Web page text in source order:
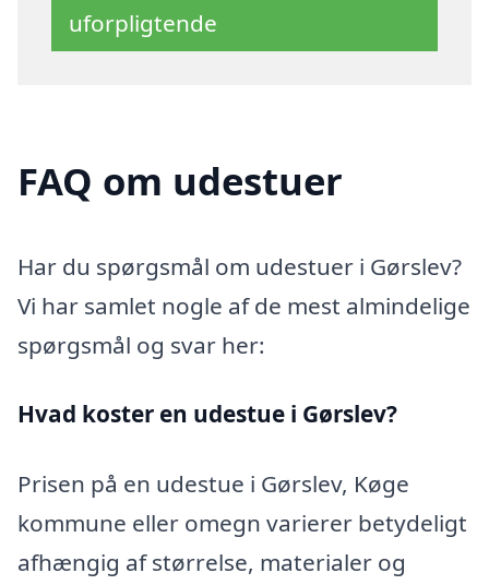
uforpligtende
FAQ om udestuer
Har du spørgsmål om udestuer i Gørslev?
Vi har samlet nogle af de mest almindelige
spørgsmål og svar her:
Hvad koster en udestue i Gørslev?
Prisen på en udestue i Gørslev, Køge
kommune eller omegn varierer betydeligt
afhængig af størrelse, materialer og